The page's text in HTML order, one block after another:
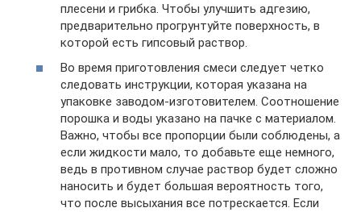
плесени и грибка. Чтобы улучшить адгезию,
предварительно прогрунтуйте поверхность, в
которой есть гипсовый раствор.
Во время приготовления смеси следует четко
следовать инструкции, которая указана на
упаковке заводом-изготовителем. Соотношение
порошка и воды указано на пачке с материалом.
Важно, чтобы все пропорции были соблюдены, а
если жидкости мало, то добавьте еще немного,
ведь в противном случае раствор будет сложно
наносить и будет большая вероятность того,
что после высыхания все потрескается. Если